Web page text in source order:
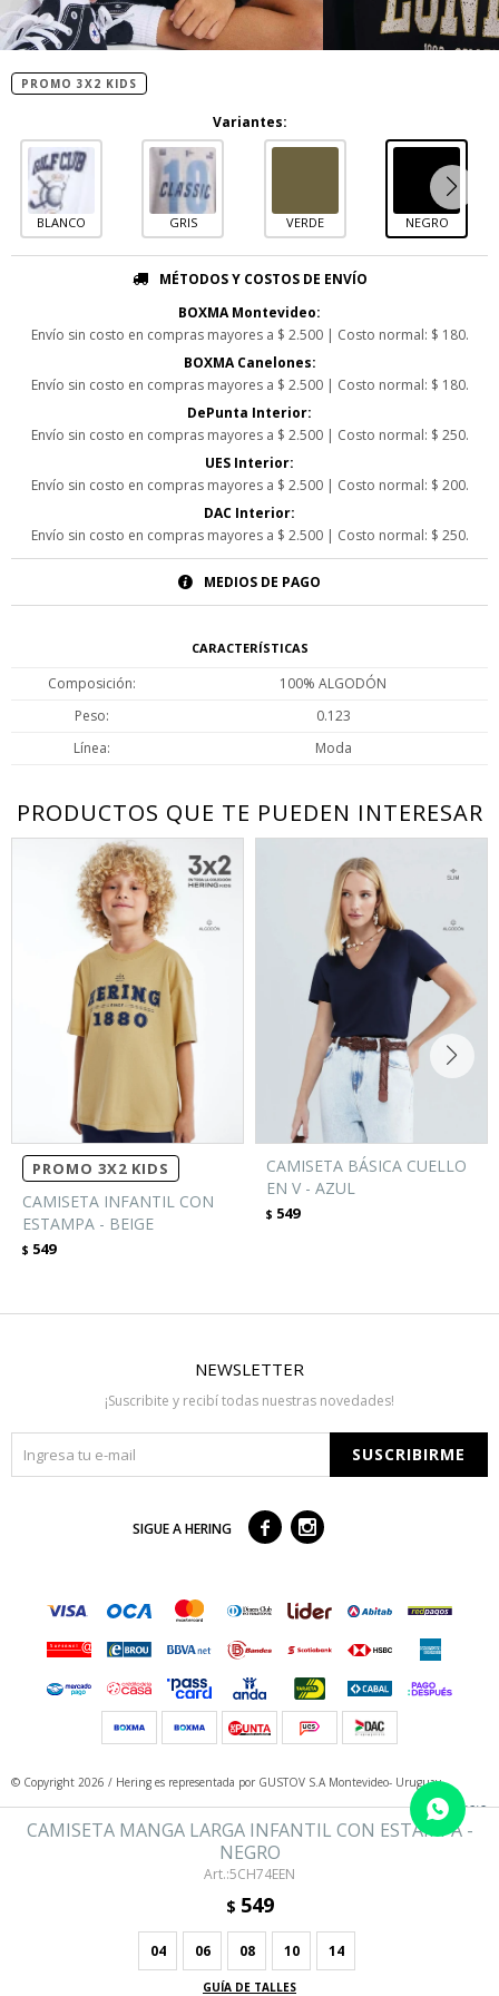
PROMO 3X2 KIDS
Variantes:
BLANCO GRIS VERDE NEGRO
CAMISETA MANGA LARGA INFANTIL CON ESTAMPA -
NEGRO
5CH74EEN
$ 549
04 06 08 10 14
GUÍA DE TALLES
MÉTODOS Y COSTOS DE ENVÍO
BOXMA Montevideo:
Envío sin costo en compras mayores a $ 2.500 | Costo normal: $ 180.
BOXMA Canelones:
Envío sin costo en compras mayores a $ 2.500 | Costo normal: $ 180.
DePunta Interior:
Envío sin costo en compras mayores a $ 2.500 | Costo normal: $ 250.
UES Interior:
Envío sin costo en compras mayores a $ 2.500 | Costo normal: $ 200.
DAC Interior:
Envío sin costo en compras mayores a $ 2.500 | Costo normal: $ 250.
MEDIOS DE PAGO
CARACTERÍSTICAS
Composición
100% ALGODÓN
Peso
0.123
Línea
Moda
PRODUCTOS QUE TE PUEDEN INTERESAR
PROMO 3X2 KIDS
CAMISETA INFANTIL CON
ESTAMPA - BEIGE
$ 549
CAMISETA BÁSICA CUELLO
EN V - AZUL
$ 549
NEWSLETTER
¡Suscribite y recibí todas nuestras novedades!
SUSCRIBIRME
SIGUE A HERING  
© Copyright 2026 / Hering es representada por GUSTOV S.A Montevideo- Uruguay